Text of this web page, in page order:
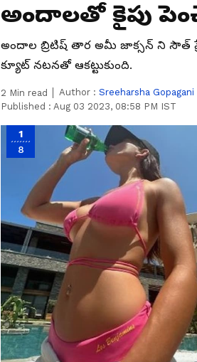
అందాలతో కైపు
అందాల బ్రిటిష్ తార అమీ జాక్సన్ ని సౌత్
క్యూట్ నటనతో ఆకట్టుకుంది.
2 Min read Author : Sreeharsha Gopagani
Published : Aug 03 2023, 08:58 PM IST
1
8